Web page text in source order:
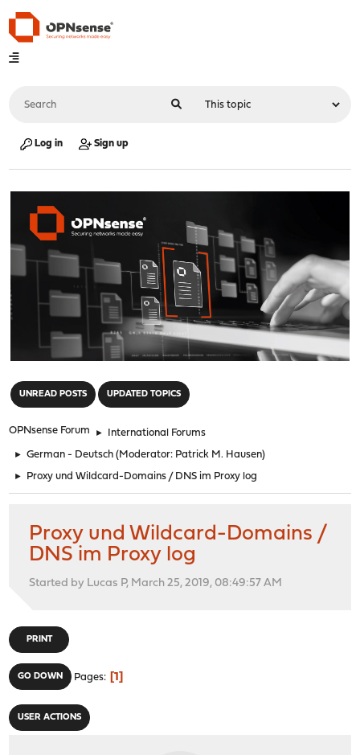
Log in Sign up
UNREAD POSTS UPDATED TOPICS
OPNsense Forum ► International Forums
► German - Deutsch (Moderator: Patrick M. Hausen)
► Proxy und Wildcard-Domains / DNS im Proxy log
Proxy und Wildcard-Domains /
DNS im Proxy log
Started by Lucas P, March 25, 2019, 08:49:57 AM
PRINT
GO DOWN Pages 1
USER ACTIONS